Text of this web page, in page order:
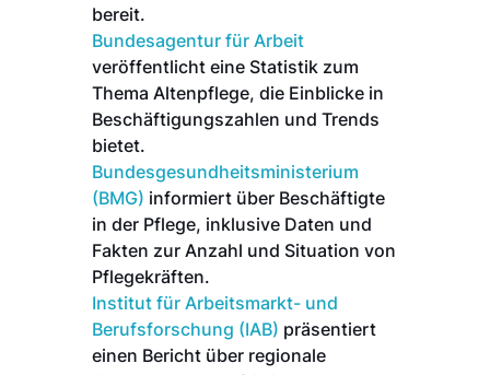
bereit.
Bundesagentur für Arbeit
veröffentlicht eine Statistik zum
Thema Altenpflege, die Einblicke in
Beschäftigungszahlen und Trends
bietet.
Bundesgesundheitsministerium
(BMG) informiert über Beschäftigte
in der Pflege, inklusive Daten und
Fakten zur Anzahl und Situation von
Pflegekräften.
Institut für Arbeitsmarkt- und
Berufsforschung (IAB) präsentiert
einen Bericht über regionale